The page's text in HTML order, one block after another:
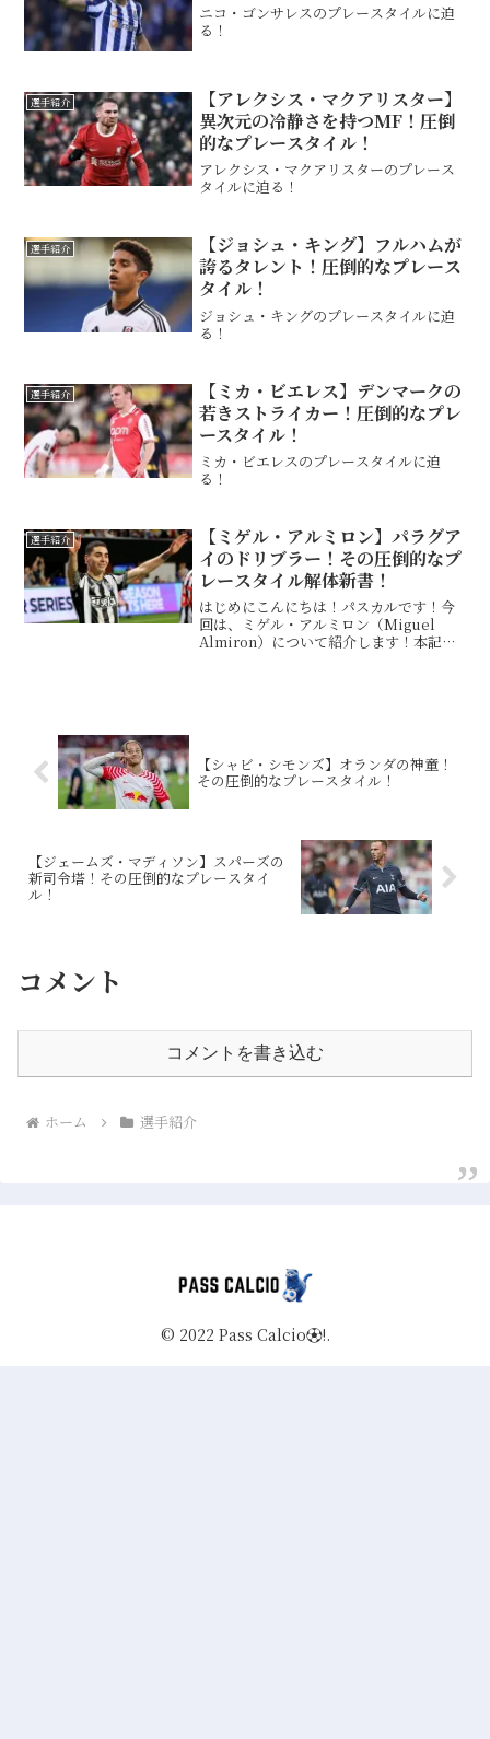
ニコ・ゴンサレスのプレースタイルに迫
る！
選手紹介
【アレクシス・マクアリスター】
異次元の冷静さを持つMF！圧倒
的なプレースタイル！
アレクシス・マクアリスターのプレース
タイルに迫る！
選手紹介
【ジョシュ・キング】フルハムが
誇るタレント！圧倒的なプレース
タイル！
ジョシュ・キングのプレースタイルに迫
る！
選手紹介
【ミカ・ビエレス】デンマークの
若きストライカー！圧倒的なプレ
ースタイル！
ミカ・ビエレスのプレースタイルに迫
る！
選手紹介
【ミゲル・アルミロン】パラグア
イのドリブラー！その圧倒的なプ
レースタイル解体新書！
はじめにこんにちは！パスカルです！今
回は、ミゲル・アルミロン（Miguel
Almiron）について紹介します！本記事
【シャビ・シモンズ】オランダの神童！
その圧倒的なプレースタイル！
【ジェームズ・マディソン】スパーズの
新司令塔！その圧倒的なプレースタイ
ル！
コメント
コメントを書き込む
ホーム 選手紹介
© 2022 Pass Calcio⚽️!.